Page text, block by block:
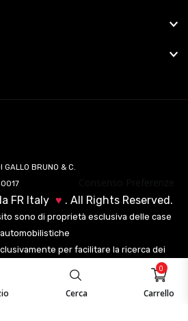
Cerca Carrello
0
GALLO BRUNO & C.
FR Italy ♥ . All Rights Reserved.
sono di proprietà esclusiva delle case
automobilistiche
per facilitare la ricerca dei